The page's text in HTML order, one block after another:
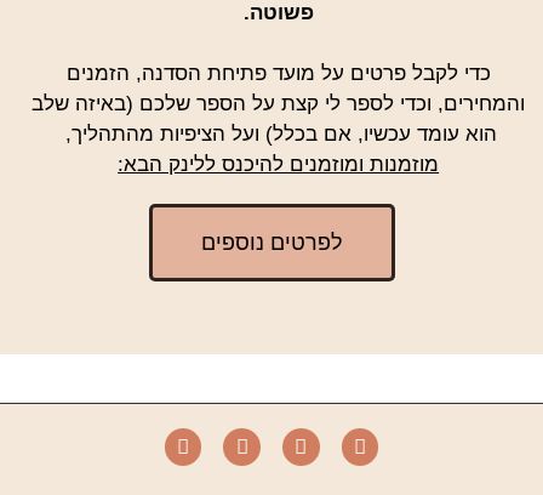
פשוטה.
כדי לקבל פרטים על מועד פתיחת הסדנה, הזמנים
והמחירים, וכדי לספר לי קצת על הספר שלכם (באיזה שלב
הוא עומד עכשיו, אם בכלל) ועל הציפיות מהתהליך,
מוזמנות ומוזמנים להיכנס ללינק הבא:
לפרטים נוספים